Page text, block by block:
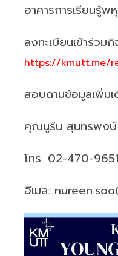
อาคารการเรียนรู้
ลงทะเบียนเข้าร่วม
https://kmutt.me/
สอบถามข้อมูลเพิ่มเ
คุณนูรีน สุนทรพงษ์
โทร. 02-470-9651
อีเมล: